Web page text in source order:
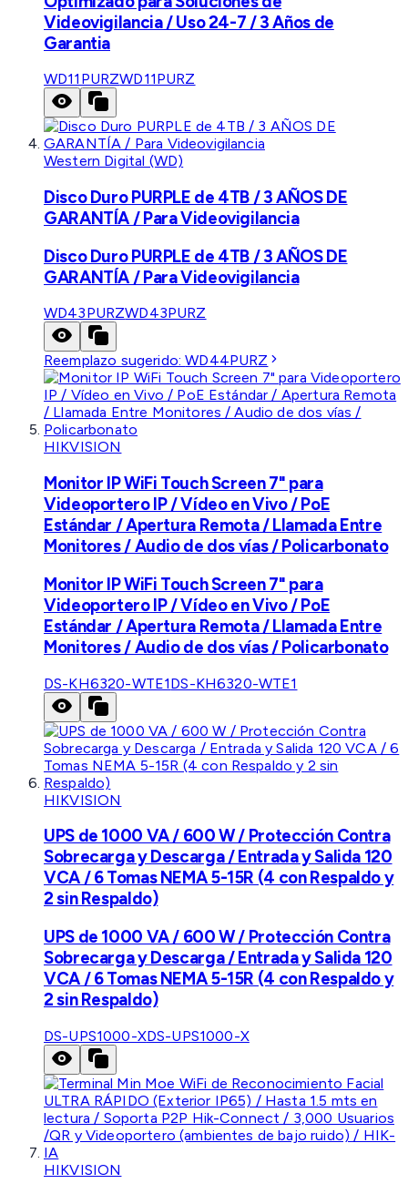
Videovigilancia / Uso 24-7 / 3 Años de
Garantia
WD11PURZWD11PURZ
Western Digital (WD)
Disco Duro PURPLE de 4TB / 3 AÑOS DE
GARANTÍA / Para Videovigilancia
Disco Duro PURPLE de 4TB / 3 AÑOS DE
GARANTÍA / Para Videovigilancia
WD43PURZWD43PURZ
Reemplazo sugerido:WD44PURZ
HIKVISION
Monitor IP WiFi Touch Screen 7" para
Videoportero IP / Vídeo en Vivo / PoE
Estándar / Apertura Remota / Llamada Entre
Monitores / Audio de dos vías / Policarbonato
Monitor IP WiFi Touch Screen 7" para
Videoportero IP / Vídeo en Vivo / PoE
Estándar / Apertura Remota / Llamada Entre
Monitores / Audio de dos vías / Policarbonato
DS-KH6320-WTE1DS-KH6320-WTE1
HIKVISION
UPS de 1000 VA / 600 W / Protección Contra
Sobrecarga y Descarga / Entrada y Salida 120
VCA / 6 Tomas NEMA 5-15R (4 con Respaldo y
2 sin Respaldo)
UPS de 1000 VA / 600 W / Protección Contra
Sobrecarga y Descarga / Entrada y Salida 120
VCA / 6 Tomas NEMA 5-15R (4 con Respaldo y
2 sin Respaldo)
DS-UPS1000-XDS-UPS1000-X
HIKVISION